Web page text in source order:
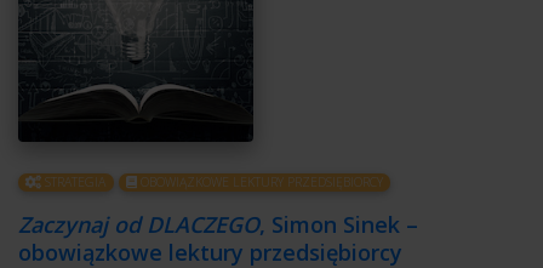
STRATEGIA OBOWIĄZKOWE LEKTURY PRZEDSIĘBIORCY
Zaczynaj od DLACZEGO, Simon Sinek –
obowiązkowe lektury przedsiębiorcy